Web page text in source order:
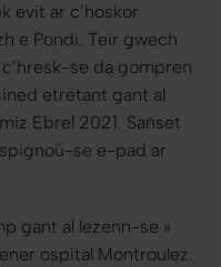
evit ar c’hoskor
e Pondi. Teir gwech
se da gompren
etretant gant al
Ebrel 2021. Sañset
se e-pad ar
gant al lezenn-se »
ospital Montroulez.